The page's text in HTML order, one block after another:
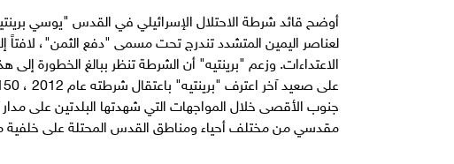
لعناصر اليمين المتشدد تندرج تحت مسمى "دفع الثمن"،
الاعتداءات. وزعم "برينتيه" أن الشرطة تنظر ببالغ الخطورة
مقدسي من مختلف أحياء ومناطق القدس المحتلة على خلفية